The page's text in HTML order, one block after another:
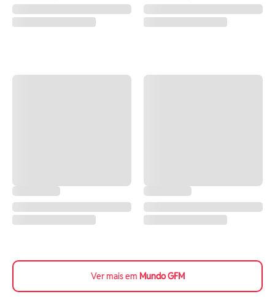
Ver mais em Mundo GFM